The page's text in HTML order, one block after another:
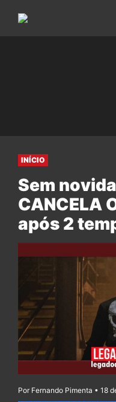
INÍCIO
Sem
CANCELA
após 2
Por Fernando Pimenta • 18